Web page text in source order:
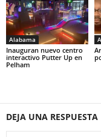
Alabama
Inauguran nuevo centro
interactivo Putter Up en
Pelham
DEJA UNA RESPUESTA